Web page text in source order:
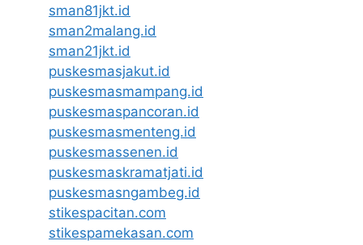
sman81jkt.id
sman2malang.id
sman21jkt.id
puskesmasjakut.id
puskesmasmampang.id
puskesmaspancoran.id
puskesmasmenteng.id
puskesmassenen.id
puskesmaskramatjati.id
puskesmasngambeg.id
stikespacitan.com
stikespamekasan.com